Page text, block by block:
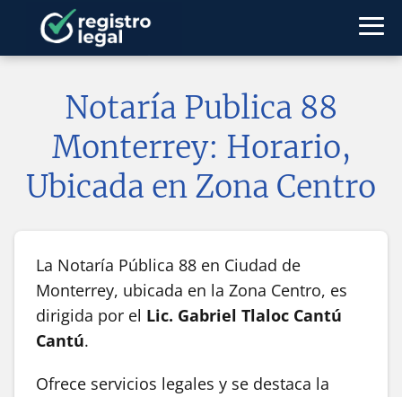
Notaría Publica 88
Monterrey: Horario,
Ubicada en Zona Centro
La Notaría Pública 88 en Ciudad de
Monterrey, ubicada en la Zona Centro, es
dirigida por el Lic. Gabriel Tlaloc Cantú
Cantú.
Ofrece servicios legales y se destaca la